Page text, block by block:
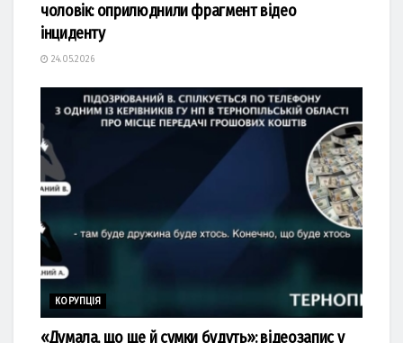
чоловік: оприлюднили фрагмент відео
інциденту
24.05.2026
КОРУПЦІЯ
«Думала, що ще й сумки будуть»: відеозапис у